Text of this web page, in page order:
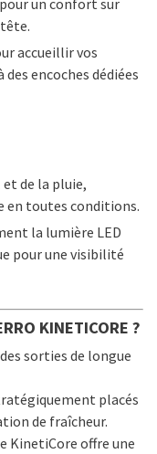
un confort sur
accueillir vos
encoches dédiées
de la pluie,
toutes conditions.
la lumière LED
pour une visibilité
KINETICORE ?
sorties de longue
placés
de fraîcheur.
KinetiCore offre une